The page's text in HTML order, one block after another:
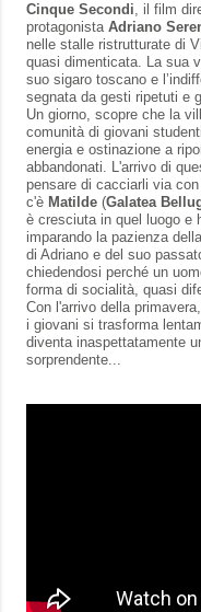
Cinque Secondi, il film
protagonista Adriano
nelle stalle ristrutturate di
quasi dimenticata. La sua
suo sigaro toscano e
segnata da gesti ripetuti e
Un giorno, scopre che la
comunità di giovani
energia e ostinazione a
abbandonati. L'arrivo di
pensare di cacciarli via
c'è Matilde (Galatea
è cresciuta in quel luogo e
imparando la pazienza
di Adriano e del suo
chiedendosi perché un
forma di socialità, quasi
Con l'arrivo della
i giovani si trasforma
diventa inaspettatamente
sorprendente...